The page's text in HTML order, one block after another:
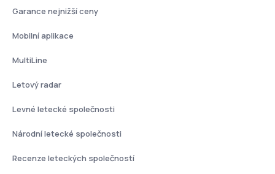
Garance nejnižší ceny
Mobilní aplikace
MultiLine
Letový radar
Levné letecké společnosti
Národní letecké společnosti
Recenze leteckých společností